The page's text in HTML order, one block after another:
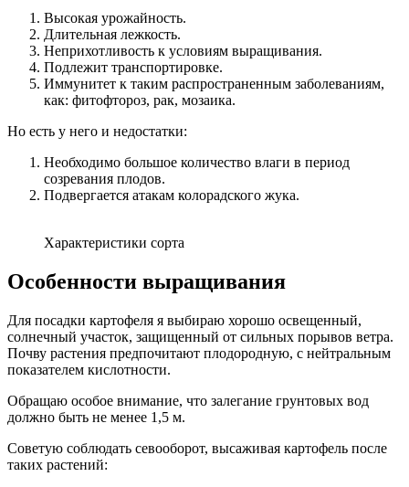
Высокая урожайность.
Длительная лежкость.
Неприхотливость к условиям выращивания.
Подлежит транспортировке.
Иммунитет к таким распространенным заболеваниям,
как: фитофтороз, рак, мозаика.
Но есть у него и недостатки:
Необходимо большое количество влаги в период
созревания плодов.
Подвергается атакам колорадского жука.
Характеристики сорта
Особенности выращивания
Для посадки картофеля я выбираю хорошо освещенный,
солнечный участок, защищенный от сильных порывов ветра.
Почву растения предпочитают плодородную, с нейтральным
показателем кислотности.
Обращаю особое внимание, что залегание грунтовых вод
должно быть не менее 1,5 м.
Советую соблюдать севооборот, высаживая картофель после
таких растений: